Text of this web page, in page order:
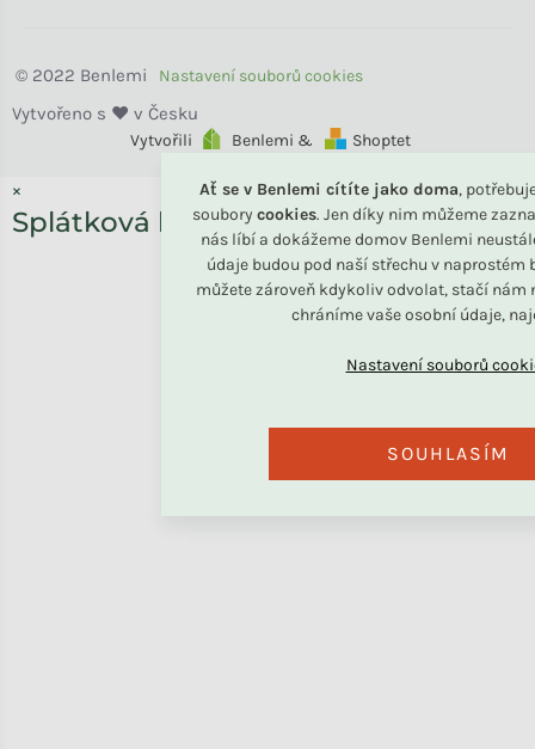
Ať se v Benlemi cítíte jako doma,
soubory cookies. Jen díky nim můžeme
nás líbí a dokážeme domov Benlemi
údaje budou pod naší střechu v naprostém
můžete zároveň kdykoliv odvolat, stačí nám
chráníme vaše osobní údaje,
SOUHLASÍM
Vytvořili Benlemi & Shoptet
Benlemi
×
Splátková kalkulačka ESSOX